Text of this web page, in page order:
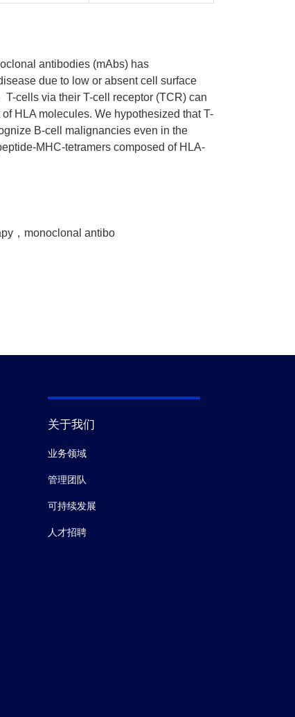
antibodies (mAbs) has
due to low or absent cell surface
cells via their T-cell receptor (TCR) can
HLA molecules. We hypothesized that T-
B-cell malignancies even in the
MHC-tetramers composed of HLA-
，monoclonal antibo
关于我们
业务领域
管理团队
可持续发展
人才招聘